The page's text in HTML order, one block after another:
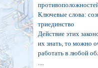
Ключевые слова:
триединство
Действие этих
их знать, то можно
работать в любой
....